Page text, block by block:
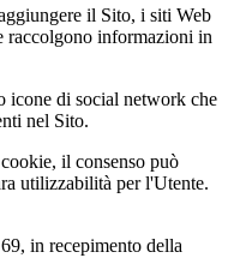
il Sito, i siti Web
raccolgono informazioni in
icone di social network che
nel Sito.
il consenso può
utilizzabilità per l'Utente.
in recepimento della